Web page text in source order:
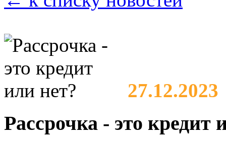
27.12.2023
Рассрочка - это кредит